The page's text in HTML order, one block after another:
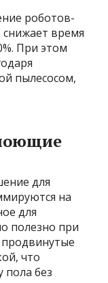
роботов-
время
При этом
пылесосом,
для
на
для
полезно при
что
пола без